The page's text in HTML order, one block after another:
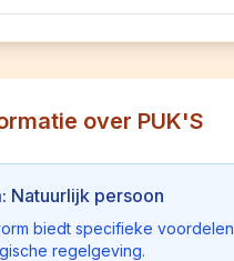
over PUK'S
Natuurlijk persoon
biedt specifieke voordelen
regelgeving.